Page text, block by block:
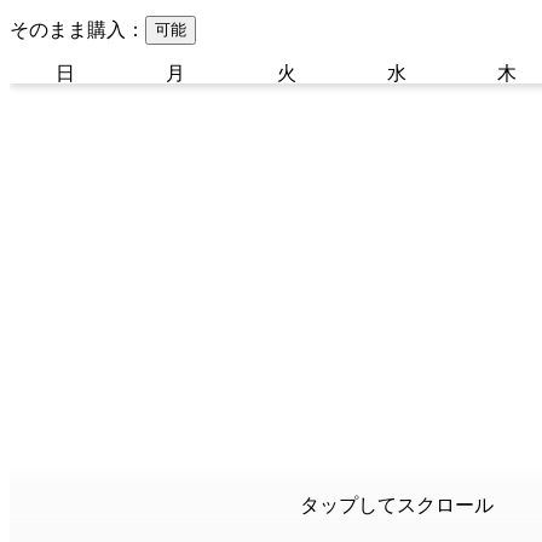
そのまま購入： 可能
日 月 火 水 木
タップしてスクロール